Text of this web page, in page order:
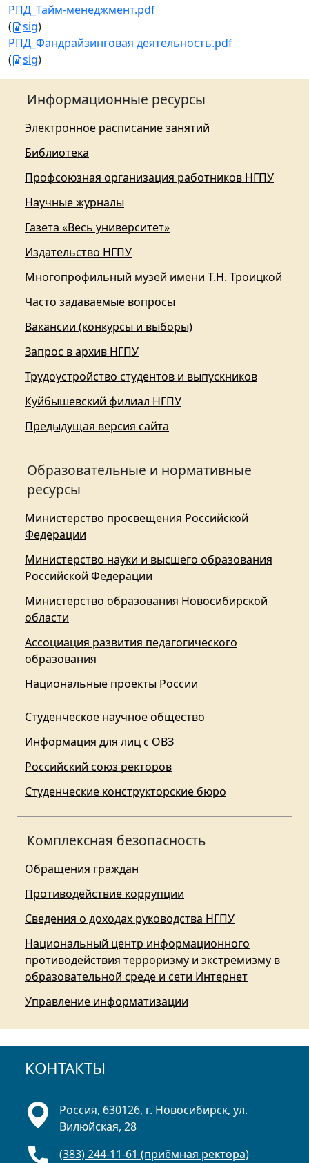
РПД_Тайм-менеджмент.pdf
(
sig)
РПД_Фандрайзинговая деятельность.pdf
(
sig)
Информационные ресурсы
Электронное расписание занятий
Библиотека
Профсоюзная организация работников НГПУ
Научные журналы
Газета «Весь университет»
Издательство НГПУ
Многопрофильный музей имени Т.Н. Троицкой
Часто задаваемые вопросы
Вакансии (конкурсы и выборы)
Запрос в архив НГПУ
Трудоустройство студентов и выпускников
Куйбышевский филиал НГПУ
Предыдущая версия сайта
Образовательные и нормативные
ресурсы
Министерство просвещения Российской
Федерации
Министерство науки и высшего образования
Российской Федерации
Министерство образования Новосибирской
области
Ассоциация развития педагогического
образования
Национальные проекты России
Студенческое научное общество
Информация для лиц с ОВЗ
Российский союз ректоров
Студенческие конструкторские бюро
Комплексная безопасность
Обращения граждан
Противодействие коррупции
Сведения о доходах руководства НГПУ
Национальный центр информационного
противодействия терроризму и экстремизму в
образовательной среде и сети Интернет
Управление информатизации
КОНТАКТЫ
Россия, 630126, г. Новосибирск, ул.
Вилюйская, 28
(383) 244-11-61 (приёмная ректора)